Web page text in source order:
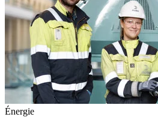
Énergie